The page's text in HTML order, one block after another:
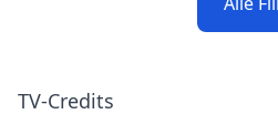
TV-Credits